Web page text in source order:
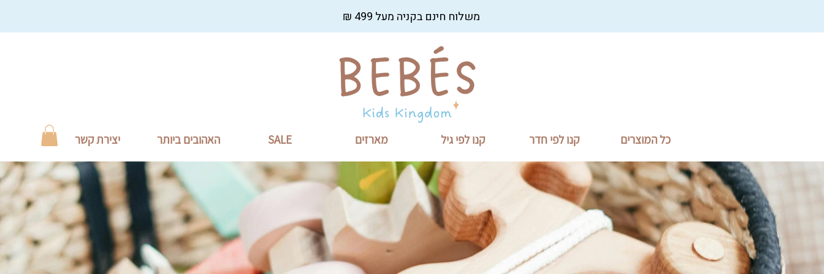
משלוח חינם בקניה מעל 499 ₪
כל המוצרים קנו לפי חדר קנו לפי גיל מארזים SALE האהובים ביותר יצירת קשר